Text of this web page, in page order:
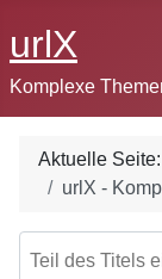
urlX
Komplexe
Aktuelle Seite:
urlX -